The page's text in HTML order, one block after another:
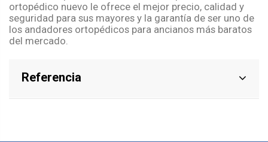
ortopédico nuevo le ofrece el mejor precio, calidad y
seguridad para sus mayores y la garantía de ser uno de
los andadores ortopédicos para ancianos más baratos
del mercado.
Referencia